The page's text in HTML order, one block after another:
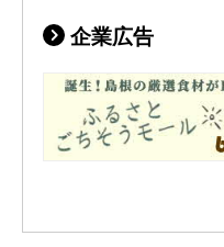
企業広告